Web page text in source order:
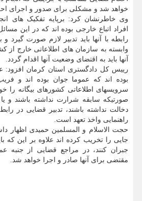
خواهد شد و مشکلی برای صدور و اجرای
وی خاطرنشان کرد: برپایه تفکیک های
افراد اتباع خارجی بوده اند که در این
رابطه با آنها باید تدبیر لازم صورت گیرد
وابسته به سازمان های اطلاعاتی خارج از
آنها باید به اقتضای وضعیت آنها اقدام گردد.
رییس کل دادگستری استان کرمان افزود:
بوده اند که عموما جوان بوده اند و
سرویسهای اطلاعاتی کشورهای بیگانه را
صورتیکه سابقه شرارت نداشته باشند و
دخالت نداشته باشند، تدبیر قضایی در
راهنمایی واخذ تعهد است.
حجت الاسلام و المسلمین حمیدی اظهار
جایی را تخریب کرده اند علاوه بر این که
جبران کنند، در مراجع قضایی از جنبه
مقتضی برای آنها صادر و اجرا خواهد شد.